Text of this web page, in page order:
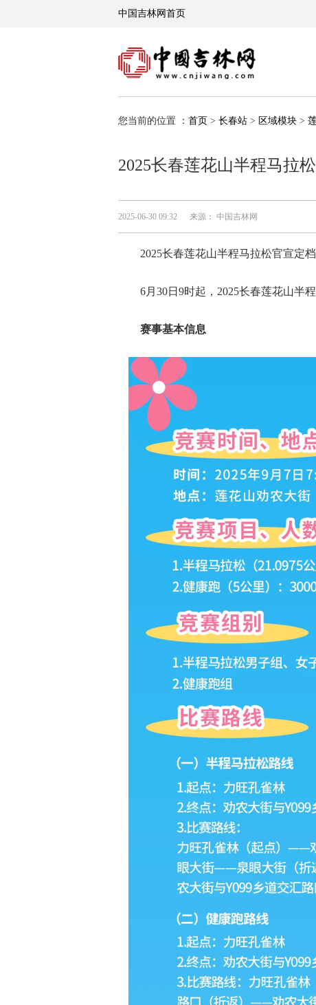
您当前的位置 ： 首页 > 长春站 > 区域模块 >
2025长春莲花山半程马拉
2025-06-30 09:32 来源： 中国吉林网
2025长春莲花山半程马拉松官宣定档
6月30日9时起， 2025长春莲花山半
赛事基本信息